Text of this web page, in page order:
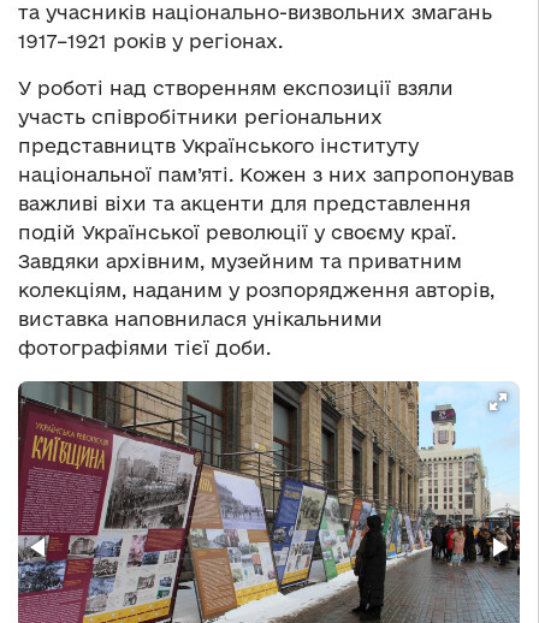
та учасників національно-визвольних змагань
1917–1921 років у регіонах.
У роботі над створенням експозиції взяли
участь співробітники регіональних
представництв Українського інституту
національної пам’яті. Кожен з них запропонував
важливі віхи та акценти для представлення
подій Української революції у своєму краї.
Завдяки архівним, музейним та приватним
колекціям, наданим у розпорядження авторів,
виставка наповнилася унікальними
фотографіями тієї доби.